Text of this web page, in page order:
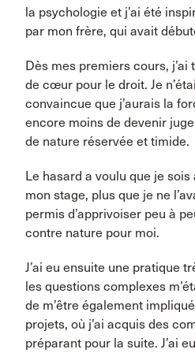
la psychologie et j’ai été
par mon frère, qui avait
Dès mes premiers cours,
de cœur pour le droit. Je
convaincue que j’aurais la
encore moins de devenir
de nature réservée et timide.
Le hasard a voulu que je
mon stage, plus que je ne
permis d’apprivoiser peu à
contre nature pour moi.
J’ai eu ensuite une pratique
les questions complexes
de m’être également
projets, où j’ai acquis des
préparant pour la suite. J’ai